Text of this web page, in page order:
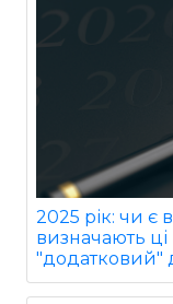
2025 рік: чи є
визначають
"додатковий"